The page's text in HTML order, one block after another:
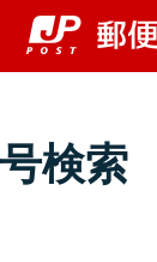
検索